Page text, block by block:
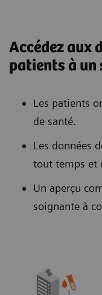
Accédez aux
patients à un
Les patients
de santé.
Les données
tout temps et
Un aperçu
soignante à